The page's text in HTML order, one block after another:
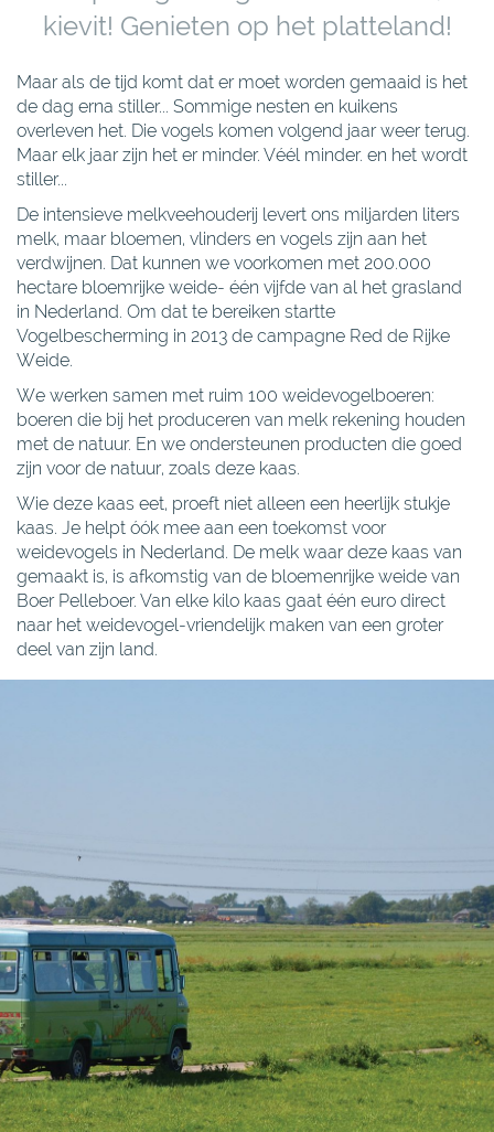
kievit! Genieten op het platteland!
Maar als de tijd komt dat er moet worden gemaaid is het
de dag erna stiller... Sommige nesten en kuikens
overleven het. Die vogels komen volgend jaar weer terug.
Maar elk jaar zijn het er minder. Véél minder. en het wordt
stiller...
De intensieve melkveehouderij levert ons miljarden liters
melk, maar bloemen, vlinders en vogels zijn aan het
verdwijnen. Dat kunnen we voorkomen met 200.000
hectare bloemrijke weide- één vijfde van al het grasland
in Nederland. Om dat te bereiken startte
Vogelbescherming in 2013 de campagne Red de Rijke
Weide.
We werken samen met ruim 100 weidevogelboeren:
boeren die bij het produceren van melk rekening houden
met de natuur. En we ondersteunen producten die goed
zijn voor de natuur, zoals deze kaas.
Wie deze kaas eet, proeft niet alleen een heerlijk stukje
kaas. Je helpt óók mee aan een toekomst voor
weidevogels in Nederland. De melk waar deze kaas van
gemaakt is, is afkomstig van de bloemenrijke weide van
Boer Pelleboer. Van elke kilo kaas gaat één euro direct
naar het weidevogel-vriendelijk maken van een groter
deel van zijn land.